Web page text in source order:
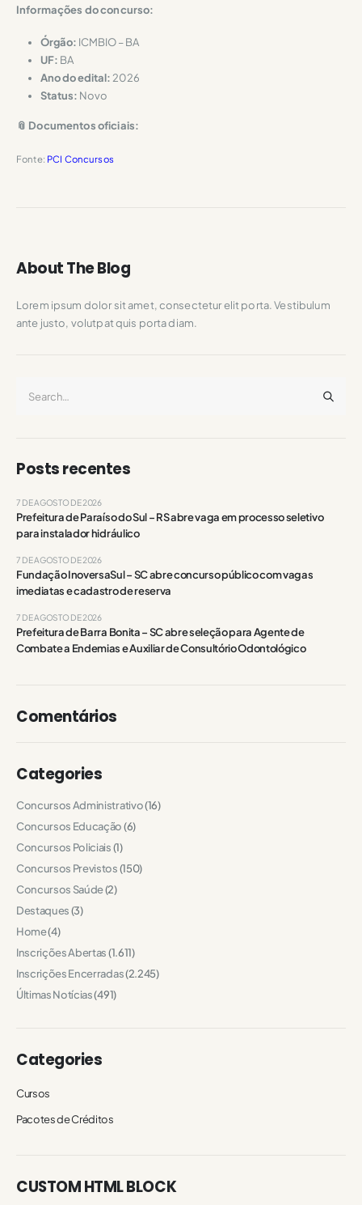
Informações do concurso:
Órgão: ICMBIO – BA
UF: BA
Ano do edital: 2026
Status: Novo
📎 Documentos oficiais:
Fonte: PCI Concursos
About The Blog
Lorem ipsum dolor sit amet, consectetur elit porta. Vestibulum
ante justo, volutpat quis porta diam.
Posts recentes
Prefeitura de Paraíso do Sul – RS abre vaga em processo seletivo
para instalador hidráulico
7 DE AGOSTO DE 2026
Fundação InoversaSul – SC abre concurso público com vagas
imediatas e cadastro de reserva
7 DE AGOSTO DE 2026
Prefeitura de Barra Bonita – SC abre seleção para Agente de
Combate a Endemias e Auxiliar de Consultório Odontológico
7 DE AGOSTO DE 2026
Comentários
Categories
Concursos Administrativo(16)
Concursos Educação(6)
Concursos Policiais(1)
Concursos Previstos(150)
Concursos Saúde(2)
Destaques(3)
Home(4)
Inscrições Abertas(1.611)
Inscrições Encerradas(2.245)
Últimas Notícias(491)
Categories
Cursos
Pacotes de Créditos
CUSTOM HTML BLOCK